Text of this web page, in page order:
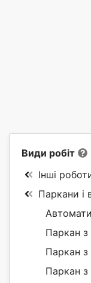
Види робіт
Інші
Паркани і
Паркан
Паркан
Паркан з